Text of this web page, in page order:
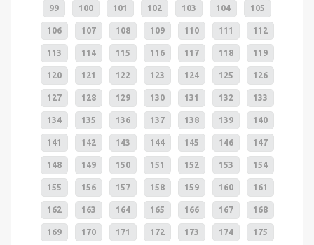
99 100 101 102 103 104 105
106 107 108 109 110 111 112
113 114 115 116 117 118 119
120 121 122 123 124 125 126
127 128 129 130 131 132 133
134 135 136 137 138 139 140
141 142 143 144 145 146 147
148 149 150 151 152 153 154
155 156 157 158 159 160 161
162 163 164 165 166 167 168
169 170 171 172 173 174 175